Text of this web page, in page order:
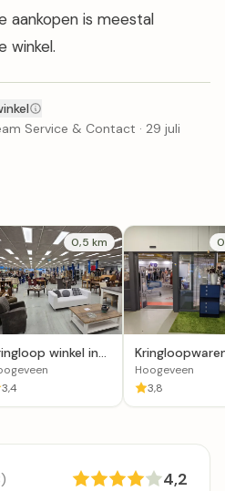
aankopen is meestal
winkel.
Service & Contact · 29 juli
0,5 km
winkel in
3,4
Het Goed
Hoogeveen
Hoogeveen
3,8
4,2